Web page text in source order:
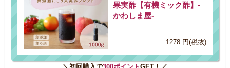
果実酢【有機ミック酢】-
かわしま屋-
1278 円(税抜)